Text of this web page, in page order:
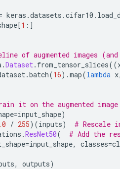
keras .datasets .cifar10 .
[1 :]
of augmented images
.Dataset. from_tensor_slices((
.batch(16).map(lambda x
it on the augmented
=input_shape)
/ 255)(inputs)
# Rescale
.ResNet50(
# Add the
=input_shape, classes=
, outputs)